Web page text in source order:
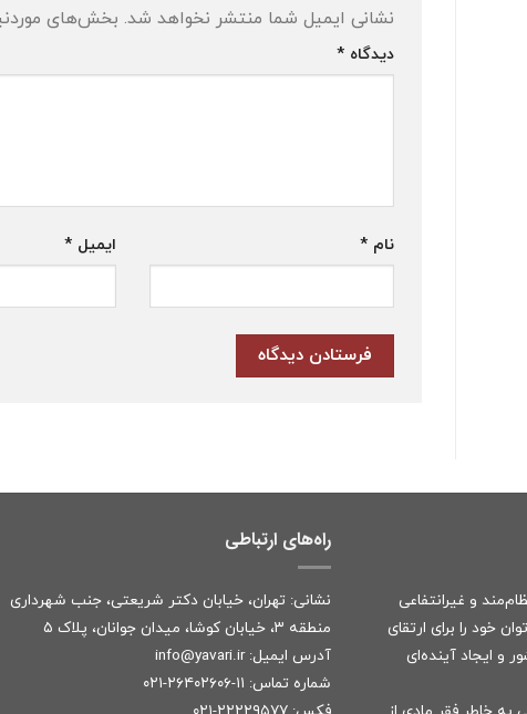
نشانی ایمیل شما منتشر نخواهد شد. بخش‌های
دیدگاه*
نام* ایمیل *
و غیرانتفاعی
خود را برای ارتقای
و ایجاد آینده‌ای
راه‌های ارتباطی
نشانی: تهران، خیابان دکتر شریعتی، جنب شهرداری
منطقه ۳، خیابان کوشا، میدان جوانان، پلاک ۵
آدرس ایمیل: info@yavari.ir
شماره تماس: ۱۱-۲۶۴۰۲۶۰۶-۰۲۱